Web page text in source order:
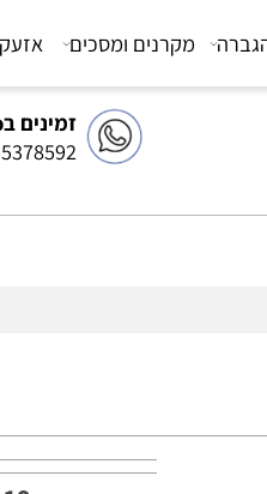
זמינים בWhatsApp
0535378592
מקרנים ומסכים אזעקות